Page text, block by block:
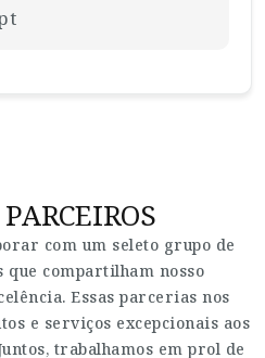
com um seleto grupo de
compartilham nosso
Essas parcerias nos
e serviços excepcionais aos
trabalhamos em prol de